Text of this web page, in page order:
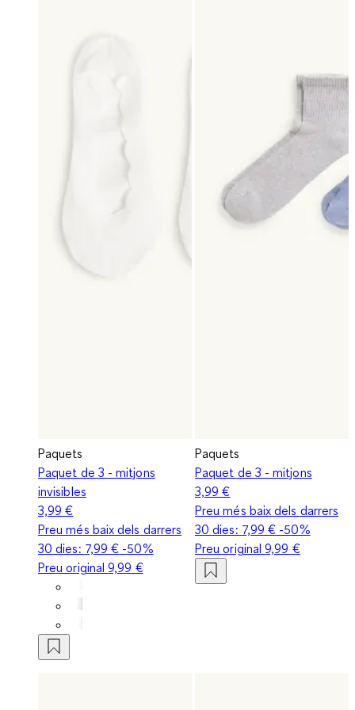
Paquets
Paquet de 3 - mitjons
invisibles
3,99 €
Preu més baix dels darrers
30 dies: 7,99 € -50%
Preu original9,99 €
Paquets
Paquet de 3 - mitjons
3,99 €
Preu més baix dels darrers
30 dies: 7,99 € -50%
Preu original9,99 €